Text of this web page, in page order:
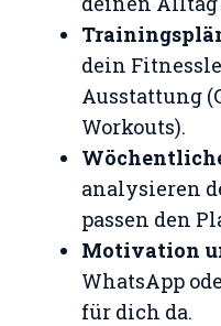
dein
Ausstattung
Workouts).
analysieren
passen den
Motivation
WhatsApp
für dich da.